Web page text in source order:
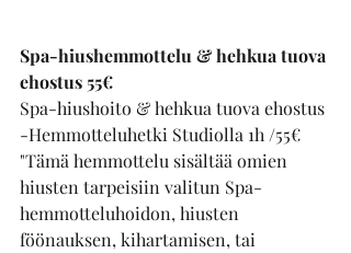
Spa-hiushemmottelu & hehkua tuova
ehostus 55€
Spa-hiushoito & hehkua tuova ehostus
-Hemmotteluhetki Studiolla 1h /55€
"Tämä hemmottelu sisältää omien
hiusten tarpeisiin valitun Spa-
hemmotteluhoidon, hiusten
föönauksen, kihartamisen, tai